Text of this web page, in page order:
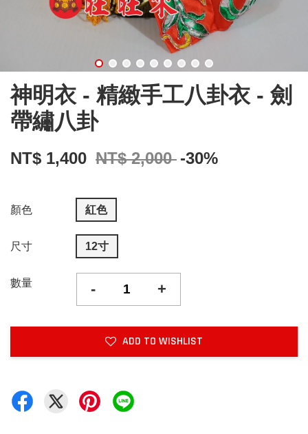
神明衣 - 精緻手工八卦衣 - 劍
帶繡八卦
NT$ 1,400 NT$ 2,000 -30%
顏色 紅色
尺寸 12寸
數量 - +
ADD TO WISHLIST